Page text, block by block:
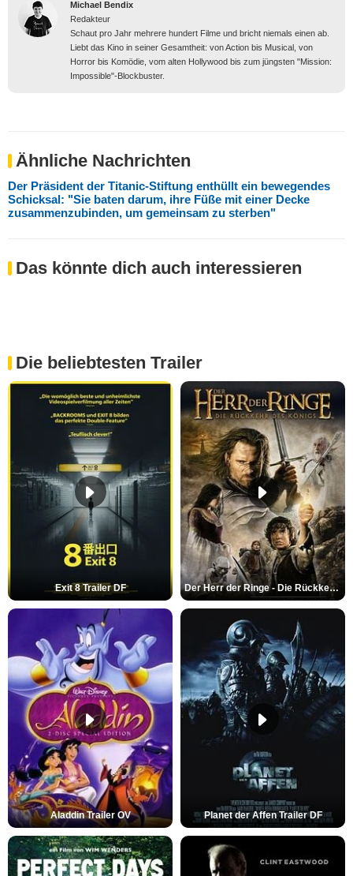
Michael Bendix
Redakteur
Schaut pro Jahr mehrere hundert Filme und bricht niemals einen ab.
Liebt das Kino in seiner Gesamtheit: von Action bis Musical, von
Horror bis Komödie, vom alten Hollywood bis zum jüngsten "Mission:
Impossible"-Blockbuster.
Ähnliche Nachrichten
Der Präsident der Titanic-Stiftung enthüllt ein bewegendes
Schicksal: "Sie baten darum, ihre Füße mit einer Decke
zusammenzubinden, um gemeinsam zu sterben"
Das könnte dich auch interessieren
Die beliebtesten Trailer
Exit 8 Trailer DF Der Herr der Ringe - Die Rückkehr des Königs Trailer OV
Aladdin Trailer OV Planet der Affen Trailer DF